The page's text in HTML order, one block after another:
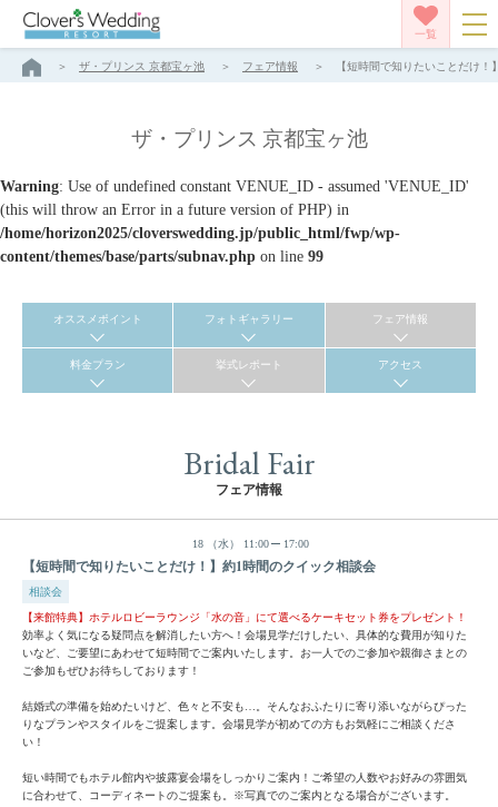
一覧
ザ・プリンス 京都宝ヶ池 フェア情報 【短時間で知りたいことだけ
ザ・プリンス 京都宝ヶ池
Warning: Use of undefined constant VENUE_ID - assumed 'VENUE_ID'
(this will throw an Error in a future version of PHP) in
/home/horizon2025/cloverswedding.jp/public_html/fwp/wp-
content/themes/base/parts/subnav.php on line 99
オススメポイント フォトギャラリー フェア情報
料金プラン 挙式レポート アクセス
Bridal Fair
フェア情報
18 （水） 11:00 17:00
【短時間で知りたいことだけ！】約1時間のクイック相談会
相談会
【来館特典】ホテルロビーラウンジ「水の音」にて選べるケーキセット券をプレゼント！
効率よく気になる疑問点を解消したい方へ！会場見学だけしたい、具体的な費用が知りた
いなど、ご要望にあわせて短時間でご案内いたします。お一人でのご参加や親御さまとの
ご参加もぜひお待ちしております！
結婚式の準備を始めたいけど、色々と不安も…。そんなおふたりに寄り添いながらぴった
りなプランやスタイルをご提案します。会場見学が初めての方もお気軽にご相談くださ
い！
短い時間でもホテル館内や披露宴会場をしっかりご案内！ご希望の人数やお好みの雰囲気
に合わせて、コーディネートのご提案も。※写真でのご案内となる場合がございます。